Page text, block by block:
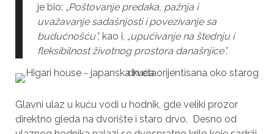
je bio: „Poštovanje predaka, pažnja i
uvažavanje sadašnjosti i povezivanje sa
budućnošću”,kao i, „upućivanje na štednju i
fleksibilnost životnog prostora današnjice”.
Glavni ulaz u kuću vodi u hodnik, gde veliki prozor
direktno gleda na dvorište i staro drvo. Desno od